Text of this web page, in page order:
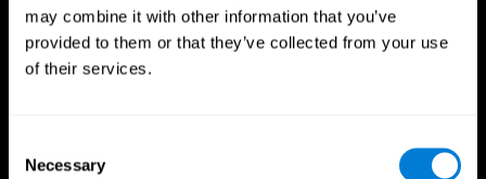
may combine it with other information that you’ve
provided to them or that they’ve collected from your use
of their services.
Selection
Necessary